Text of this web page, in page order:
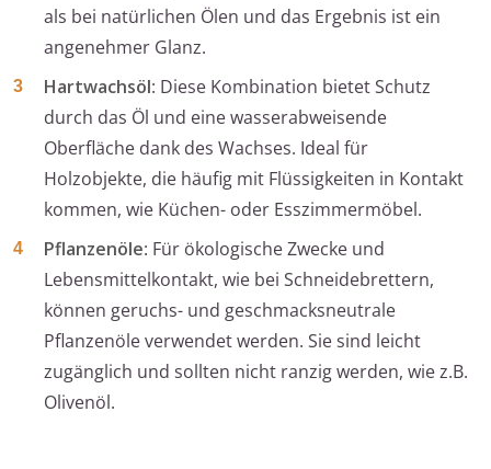
als bei natürlichen Ölen und das Ergebnis ist ein
angenehmer Glanz.
Hartwachsöl: Diese Kombination bietet Schutz
durch das Öl und eine wasserabweisende
Oberfläche dank des Wachses. Ideal für
Holzobjekte, die häufig mit Flüssigkeiten in Kontakt
kommen, wie Küchen- oder Esszimmermöbel.
Pflanzenöle: Für ökologische Zwecke und
Lebensmittelkontakt, wie bei Schneidebrettern,
können geruchs- und geschmacksneutrale
Pflanzenöle verwendet werden. Sie sind leicht
zugänglich und sollten nicht ranzig werden, wie z.B.
Olivenöl.